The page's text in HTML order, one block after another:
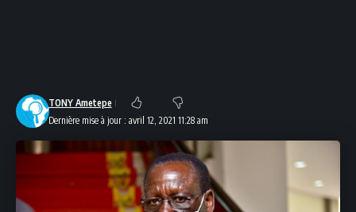
Dernière mise à jour : avril 12, 2021 11:28 am
TONY Ametepe